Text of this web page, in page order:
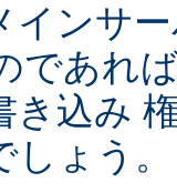
インサ
であれ
き込み
ょう。